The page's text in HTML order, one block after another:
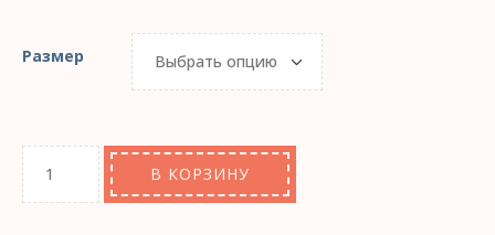
Размер
В КОРЗИНУ